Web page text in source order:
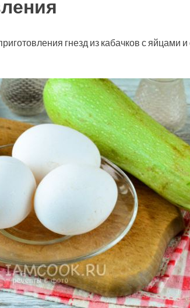
гнезд из кабачков с яйцами